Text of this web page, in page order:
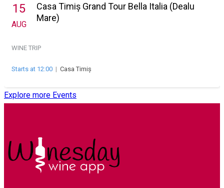
15
AUG
Casa Timiș Grand Tour Bella Italia (Dealu
Mare)
WINE TRIP
Starts at 12:00 | Casa Timiș
Explore more Events